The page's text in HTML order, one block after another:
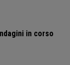
in corso